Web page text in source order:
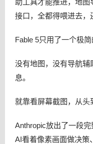
接口，全都得喂进去，
Fable 5只用了一个极简
没有地图，没有导航
息。
就靠看屏幕截图，从头
Anthropic放出了一段完
AI看着像素画面做决策